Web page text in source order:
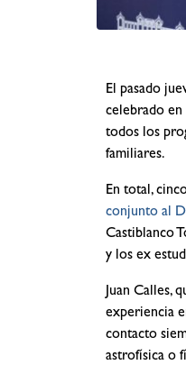
El pasado
celebrado en
todos los
familiares.
En total,
conjunto al
Castiblanco
y los ex
Juan Calles,
experiencia
contacto
astrofísica o